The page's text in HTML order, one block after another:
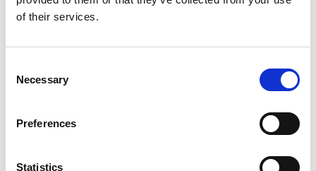
of their services.
Selection
Necessary
Preferences
Statistics
mehr Staub innerhalb der DAC-Anlage ansammelt.
Abscheideeinheit. Außerdem lassen
Staubablagerungen den Differenzdruck ansteigen,
wodurch sich die Betriebskosten zwangsläufig
erhöhen. Der Vorfilter gewährleistet somit die